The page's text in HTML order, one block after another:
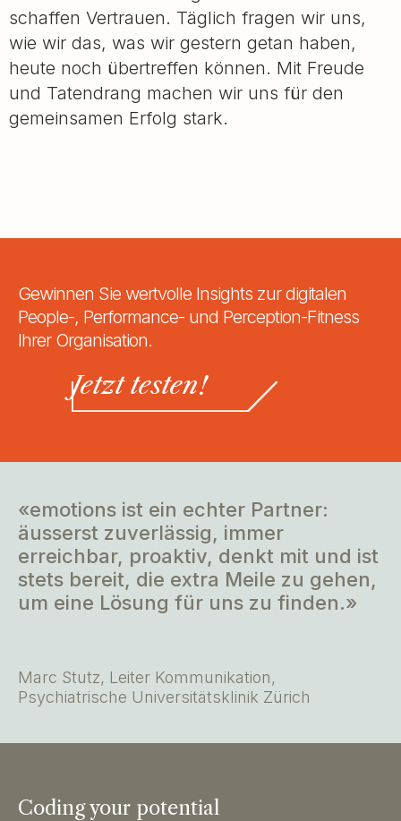
schaffen Vertrauen. Täglich fragen wir uns,
wie wir das, was wir gestern getan haben,
heute noch übertreffen können. Mit Freude
und Tatendrang machen wir uns für den
gemeinsamen Erfolg stark.
Gewinnen Sie wertvolle Insights zur digitalen
People-, Performance- und Perception-Fitness
Ihrer Organisation.
Jetzt testen!
«emotions ist ein echter Partner:
äusserst zuverlässig, immer
erreichbar, proaktiv, denkt mit und ist
stets bereit, die extra Meile zu gehen,
um eine Lösung für uns zu finden.»
Marc Stutz, Leiter Kommunikation,
Psychiatrische Universitätsklinik Zürich
Coding your potential